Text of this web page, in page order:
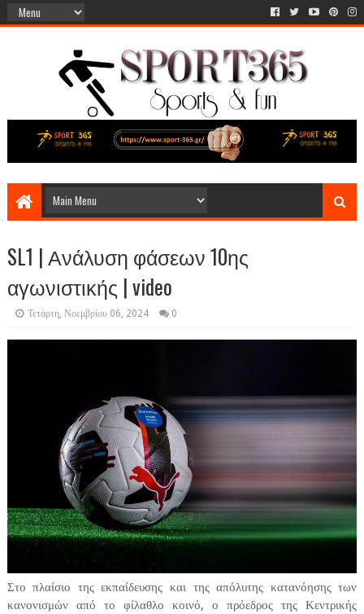
SL1 | Ανάλυση φάσεων 10ης
αγωνιστικής | video
Τετάρτη, Νοεμβρίου 06, 2024 0
Στο πλαίσιο της εκπαίδευσης και της απόλυτης κατανόησης των
κανονισμών από το φίλαθλο κοινό, ο πρόεδρος της Κεντρικής